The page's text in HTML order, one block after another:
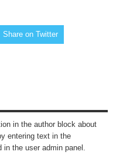
Share on Twitter
in the author block about
entering text in the
in the user admin panel.